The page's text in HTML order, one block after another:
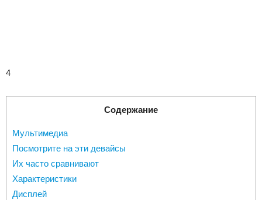
4
Содержание
Мультимедиа
Посмотрите на эти девайсы
Их часто сравнивают
Характеристики
Дисплей